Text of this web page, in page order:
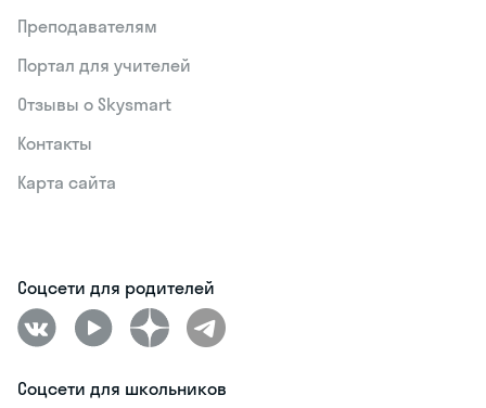
Преподавателям
Портал для учителей
Отзывы о Skysmart
Контакты
Карта сайта
Соцсети для родителей
Соцсети для школьников